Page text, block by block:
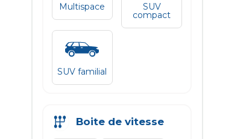
Multispace SUV
compact
SUV familial
Boite de vitesse